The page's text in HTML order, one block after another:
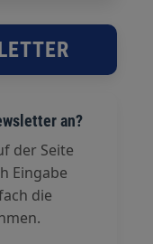
an?
der Seite
Eingabe
die